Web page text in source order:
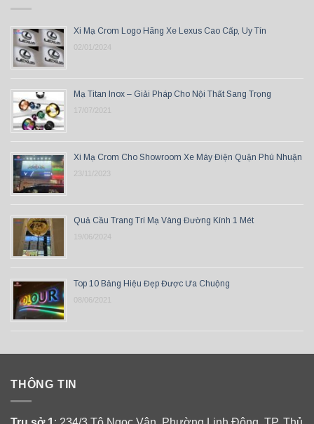
Xi Mạ Crom Logo Hãng Xe Lexus Cao Cấp, Uy Tín
02/01/2024
Mạ Titan Inox – Giải Pháp Cho Nội Thất Sang Trọng
17/07/2021
Xi Mạ Crom Cho Showroom Xe Máy Điện Quận Phú Nhuận
23/11/2023
Quả Cầu Trang Trí Mạ Vàng Đường Kính 1 Mét
19/06/2024
Top 10 Bảng Hiệu Đẹp Được Ưa Chuộng
08/06/2021
THÔNG TIN